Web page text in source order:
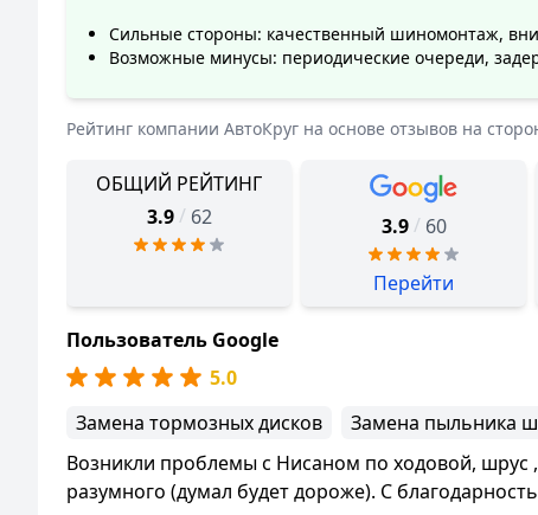
Сильные стороны: качественный шиномонтаж,
Возможные минусы: периодические очереди,
Рейтинг компании АвтоКруг на основе отзывов на
ОБЩИЙ РЕЙТИНГ
3.9 / 62 3.9 / 60
Перейти
Пользователь Google
5.0
Замена тормозных дисков
Замена пыльника
Возникли проблемы с Нисаном по ходовой, шрус
разумного (думал будет дороже). С